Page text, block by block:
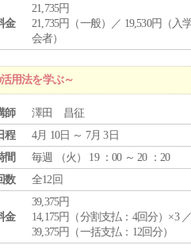
金
21,735円
21,735円（一般）／ 19,530円（入
会者）
用法を学ぶ～
師
澤田 昌征
程
4月 10日 ～ 7月 3日
間
毎週 （火 ） 19 ：00 ～ 20 ：20
数
全12回
金
39,375円
14,175円（分割支払：4回分）×3
39,375円（一括支払：12回分）